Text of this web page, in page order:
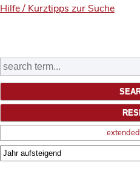
Hilfe / Kurztipps zur Suche